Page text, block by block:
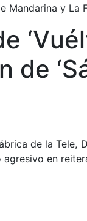
y La
de la
en